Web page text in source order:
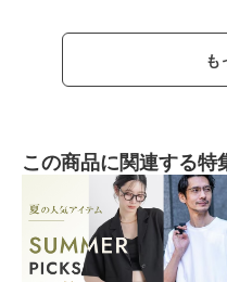
も
この商品に関連する特